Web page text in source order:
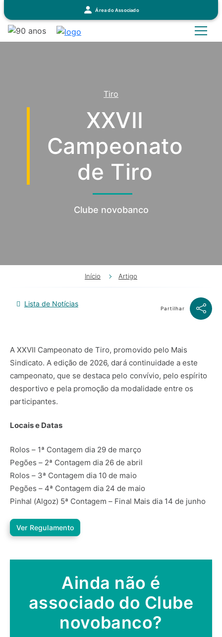
Área do Associado
Tiro
XXVII
Campeonato
de Tiro
Clube novobanco
Início Artigo
Lista de Notícias
Partilhar
A XXVII Campeonato de Tiro, promovido pelo Mais
Sindicato. A edição de 2026, dará continuidade a este
campeonato, que se destaca pelo convívio, pelo espírito
desportivo e pela promoção da modalidade entre os
participantes.
Locais e Datas
Rolos – 1ª Contagem dia 29 de março
Pegões – 2ª Contagem dia 26 de abril
Rolos – 3ª Contagem dia 10 de maio
Pegões – 4ª Contagem dia 24 de maio
Pinhal (Algoz) 5ª Contagem – Final Mais dia 14 de junho
Ver Regulamento
Ainda não é
associado do Clube
novobanco?